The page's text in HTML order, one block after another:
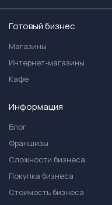
Готовый бизнес
Магазины
Интернет-магазины
Кафе
Информация
Блог
Франшизы
Сложности бизнеса
Покупка бизнеса
Стоимость бизнеса